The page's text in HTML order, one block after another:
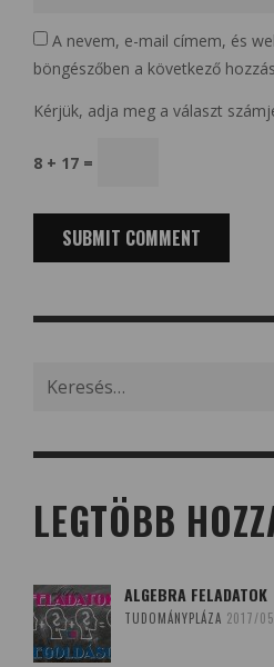
A nevem, e-mail címem, és
böngészőben a következő
Kérjük, adja meg a választ
8 + 17 =
for:
LEGTÖBB
ALGEBRA FELADATOK
TUDOMÁNYPLÁZA 2017/